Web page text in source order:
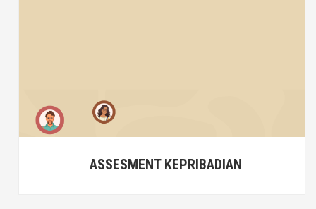
ASSESMENT KEPRIBADIAN